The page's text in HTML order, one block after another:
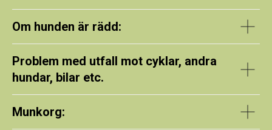
Om hunden är rädd:
Problem med utfall mot cyklar, andra
hundar, bilar etc.
Munkorg: